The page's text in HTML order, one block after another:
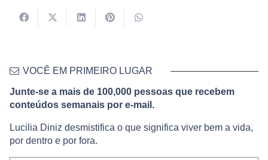
VOCÊ EM PRIMEIRO LUGAR
Junte-se a mais de 100,000 pessoas que recebem
conteúdos semanais por e-mail.
Lucilia Diniz desmistifica o que significa viver bem a vida,
por dentro e por fora.